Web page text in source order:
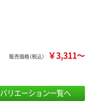
販売価格（税込） ￥3,311～
バリエーション一覧へ